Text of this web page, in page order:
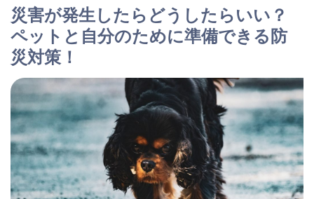
災害が発生したらどうしたらいい？
ペットと自分のために準備できる防
災対策！